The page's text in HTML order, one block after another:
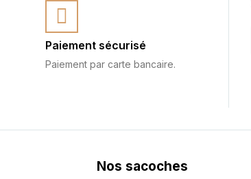
Paiement sécurisé
Paiement par carte bancaire.
Nos sacoches